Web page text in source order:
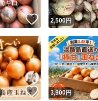
いいね！
2,500円
いいね！
3,900円